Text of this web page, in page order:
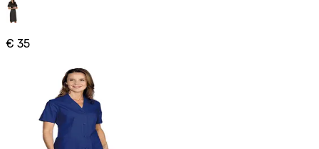
€ 35